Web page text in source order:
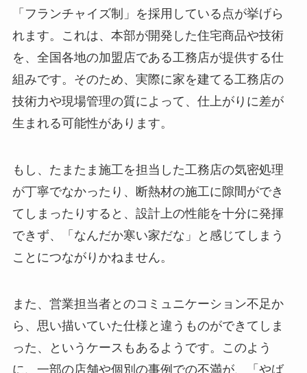
「フランチャイズ制」を採用している点が挙げら
れます。これは、本部が開発した住宅商品や技術
を、全国各地の加盟店である工務店が提供する仕
組みです。そのため、実際に家を建てる工務店の
技術力や現場管理の質によって、仕上がりに差が
生まれる可能性があります。
もし、たまたま施工を担当した工務店の気密処理
が丁寧でなかったり、断熱材の施工に隙間ができ
てしまったりすると、設計上の性能を十分に発揮
できず、「なんだか寒い家だな」と感じてしまう
ことにつながりかねません。
また、営業担当者とのコミュニケーション不足か
ら、思い描いていた仕様と違うものができてしま
った、というケースもあるようです。このよう
に、一部の店舗や個別の事例での不満が、「やば